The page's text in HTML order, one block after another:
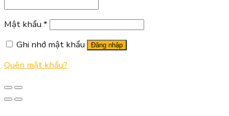
Mật khẩu *
Ghi nhớ mật khẩu
Đăng nhập
Quên mật khẩu?